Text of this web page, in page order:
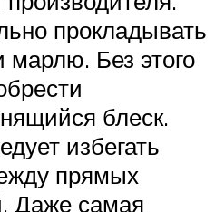
прокладывать
марлю. Без этого
блеск.
избегать
прямых
Даже самая